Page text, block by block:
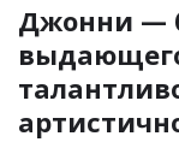
Джонни —